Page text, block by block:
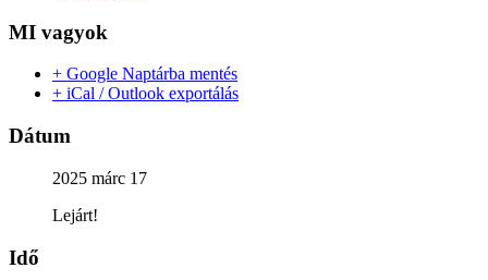
MI vagyok
+ Google Naptárba mentés
+ iCal / Outlook exportálás
Dátum
2025 márc 17
Lejárt!
Idő